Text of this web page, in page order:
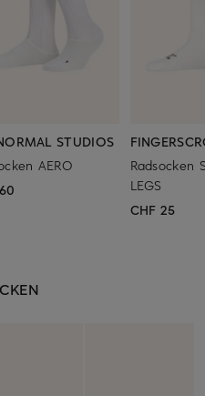
STUDIOS
AERO
Radsocken
LEGS
CHF 25